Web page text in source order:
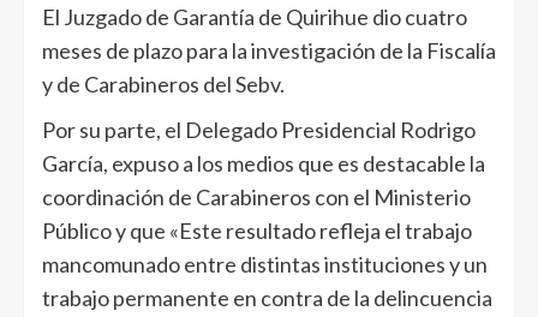
El Juzgado de Garantía de Quirihue dio cuatro
meses de plazo para la investigación de la Fiscalía
y de Carabineros del Sebv.
Por su parte, el Delegado Presidencial Rodrigo
García, expuso a los medios que es destacable la
coordinación de Carabineros con el Ministerio
Público y que «Este resultado refleja el trabajo
mancomunado entre distintas instituciones y un
trabajo permanente en contra de la delincuencia